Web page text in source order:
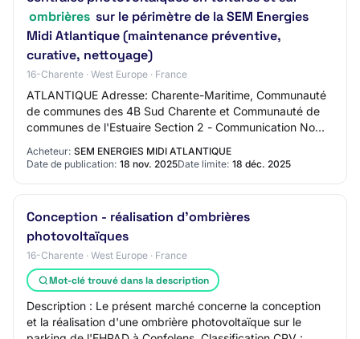
ombrières sur le périmètre de la SEM Energies
Midi Atlantique (maintenance préventive,
curative, nettoyage)
16-Charente · West Europe · France
ATLANTIQUE Adresse: Charente-Maritime, Communauté
de communes des 4B Sud Charente et Communauté de
communes de l'Estuaire Section 2 - Communication Nom
Acheteur: SEM ENERGIES MIDI ATLANTIQUE
Date de publication: 18 nov. 2025Date limite: 18 déc. 2025
Conception - réalisation d'ombrières
photovoltaïques
16-Charente · West Europe · France
Mot-clé trouvé dans la description
Description : Le présent marché concerne la conception
et la réalisation d'une ombrière photovoltaïque sur le